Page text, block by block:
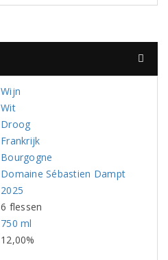
Wijn
Wit
Droog
Frankrijk
Bourgogne
Domaine Sébastien Dampt
2025
6 flessen
750 ml
12,00%